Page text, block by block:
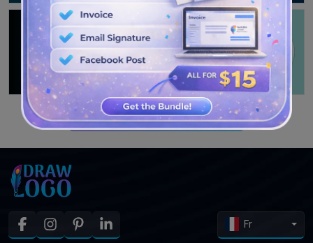
VOIR PLUS DE CONCEPTIONS
Fr